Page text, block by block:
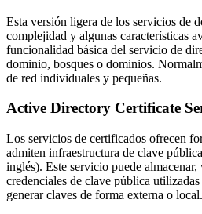
Esta versión ligera de los servicios de
complejidad y algunas características
funcionalidad básica del servicio de
dominio, bosques o dominios.
de red individuales y pequeñas.
Active Directory Certificate
Los servicios de certificados ofrecen
admiten infraestructura de clave
inglés). Este servicio puede
credenciales de clave pública
generar claves de forma externa o local.